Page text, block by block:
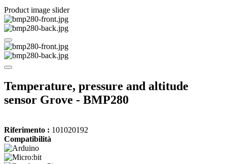
Product image slider
Temperature, pressure and altitude
sensor Grove - BMP280
Riferimento : 101020192
Compatibilità